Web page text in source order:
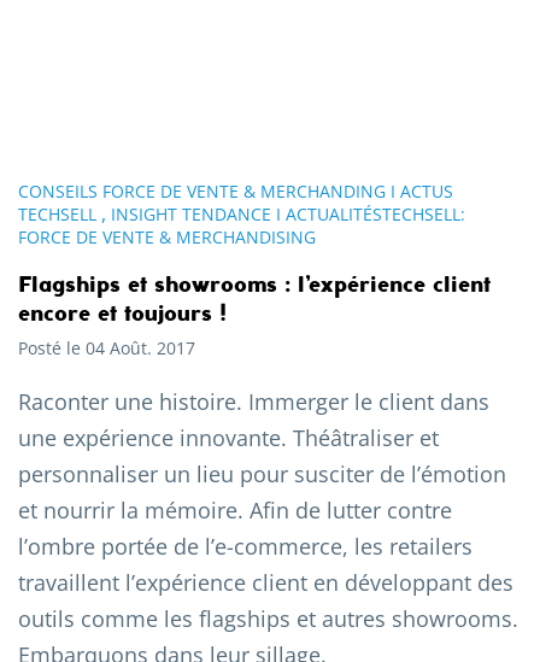
CONSEILS FORCE DE VENTE & MERCHANDING I ACTUS
TECHSELL , INSIGHT TENDANCE I ACTUALITÉSTECHSELL:
FORCE DE VENTE & MERCHANDISING
Flagships et showrooms : l’expérience client
encore et toujours !
Posté le 04 Août. 2017
Raconter une histoire. Immerger le client dans
une expérience innovante. Théâtraliser et
personnaliser un lieu pour susciter de l’émotion
et nourrir la mémoire. Afin de lutter contre
l’ombre portée de l’e-commerce, les retailers
travaillent l’expérience client en développant des
outils comme les flagships et autres showrooms.
Embarquons dans leur sillage.